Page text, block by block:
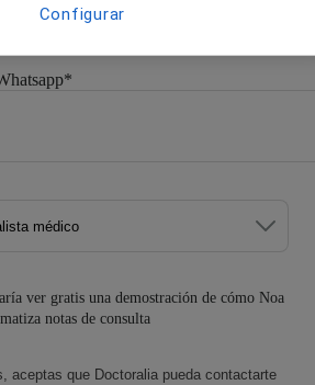
*
ver gratis una demostración de cómo Noa
notas de consulta
aceptas que Doctoralia pueda contactarte
Configurar